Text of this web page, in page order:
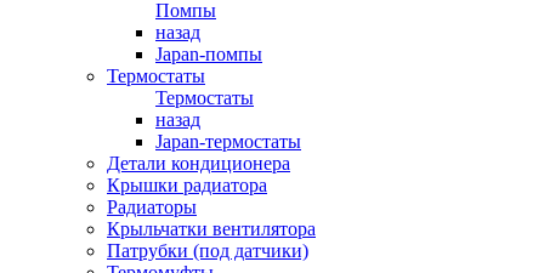
Помпы
назад
Japan-помпы
Термостаты
Термостаты
назад
Japan-термостаты
Детали кондиционера
Крышки радиатора
Радиаторы
Крыльчатки вентилятора
Патрубки (под датчики)